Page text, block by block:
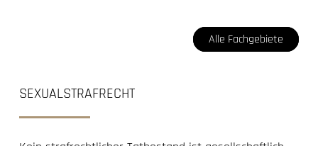
Alle Fachgebiete
SEXUALSTRAFRECHT